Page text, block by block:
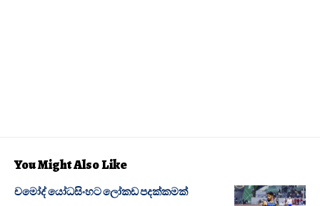
You Might Also Like
චමෝද් යෝධසිංහට ලෝකඩ පදක්කමක්